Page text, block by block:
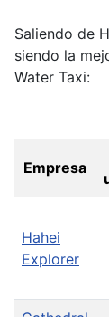
Saliendo de
siendo la
Water Taxi:
Empresa
Hahei
Explorer